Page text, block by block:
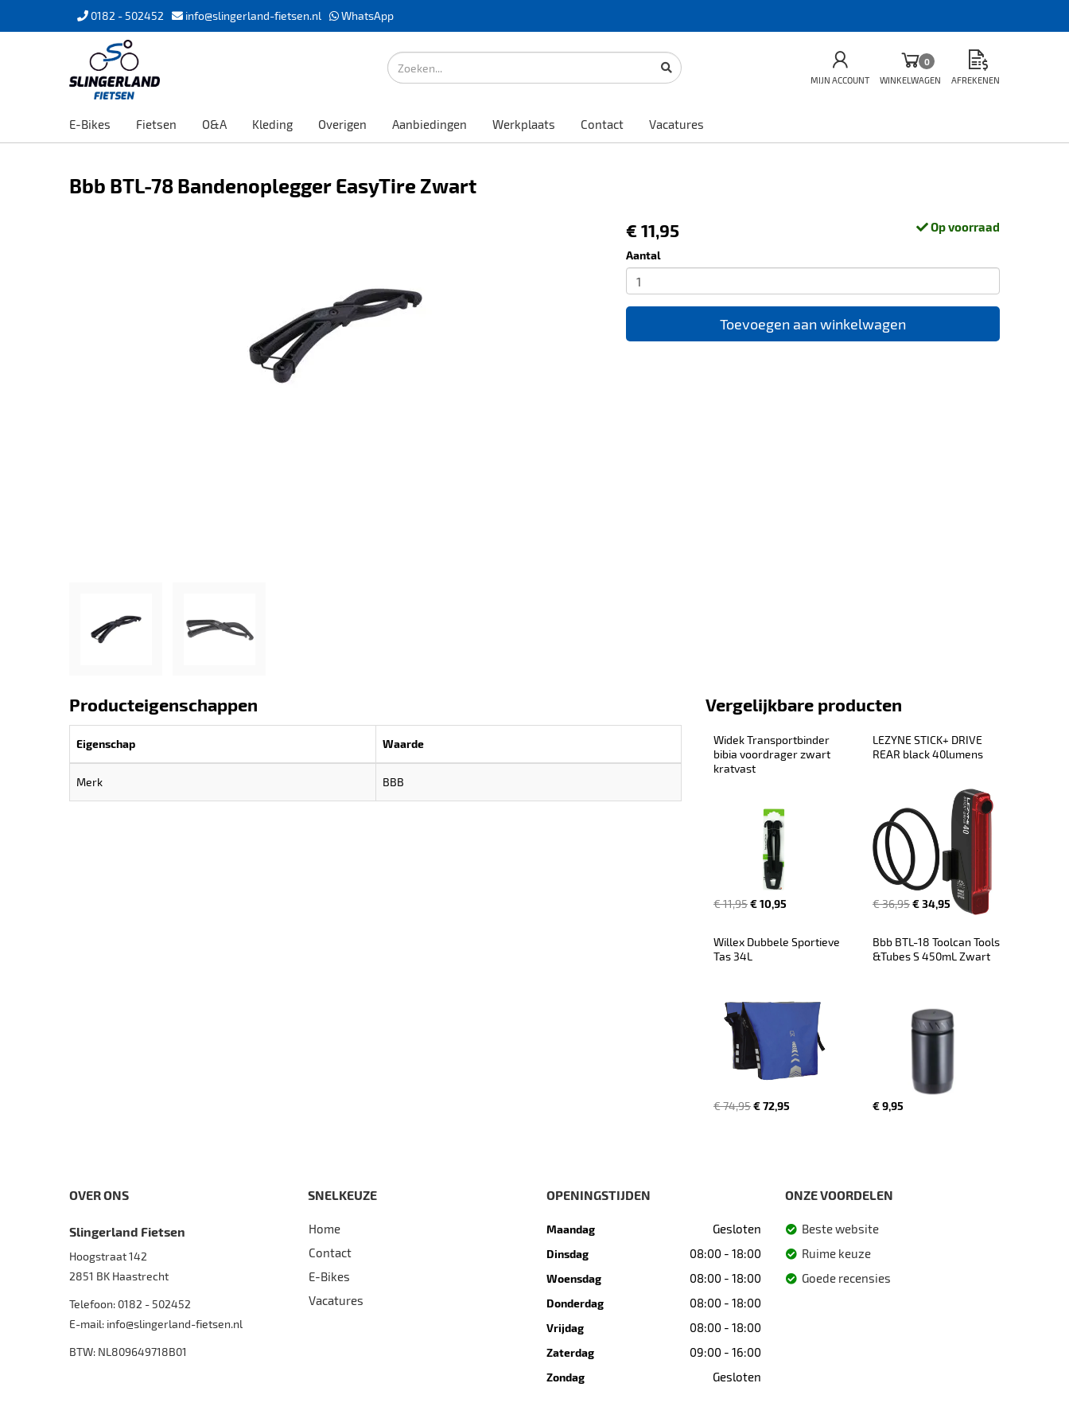
0182 - 502452 info@slingerland-fietsen.nl WhatsApp
MIJN ACCOUNT
0
WINKELWAGEN
AFREKENEN
E-Bikes Fietsen O&A Kleding Overigen Aanbiedingen Werkplaats Contact Vacatures
Bbb BTL-78 Bandenoplegger EasyTire Zwart
€ 11,95 Op voorraad
Aantal
Toevoegen aan winkelwagen
Producteigenschappen
Eigenschap Waarde
Merk BBB
Vergelijkbare producten
Widek Transportbinder
bibia voordrager zwart
kratvast
€ 11,95€ 10,95
LEZYNE STICK+ DRIVE
REAR black 40lumens
€ 36,95€ 34,95
Willex Dubbele Sportieve
Tas 34L
€ 74,95€ 72,95
Bbb BTL-18 Toolcan Tools
&Tubes S 450mL Zwart
€ 9,95
OVER ONS
Slingerland Fietsen
Hoogstraat 142
2851 BK Haastrecht
Telefoon: 0182 - 502452
E-mail: info@slingerland-fietsen.nl
BTW: NL809649718B01
SNELKEUZE
Home
Contact
E-Bikes
Vacatures
OPENINGSTIJDEN
Maandag Gesloten
Dinsdag 08:00 - 18:00
Woensdag 08:00 - 18:00
Donderdag 08:00 - 18:00
Vrijdag 08:00 - 18:00
Zaterdag 09:00 - 16:00
Zondag Gesloten
ONZE VOORDELEN
Beste website
Ruime keuze
Goede recensies